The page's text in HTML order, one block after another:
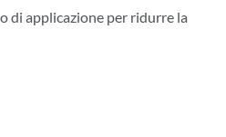
di applicazione per ridurre la